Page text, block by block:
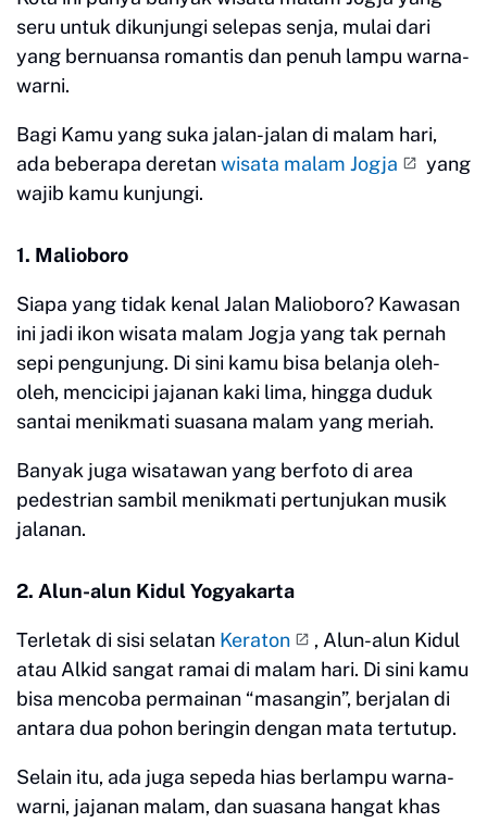
seru untuk dikunjungi selepas senja, mulai dari
yang bernuansa romantis dan penuh lampu warna-
warni.
Bagi Kamu yang suka jalan-jalan di malam hari,
ada beberapa deretanwisata malam Jogja
yang
wajib kamu kunjungi.
1. Malioboro
Siapa yang tidak kenal Jalan Malioboro? Kawasan
ini jadi ikon wisata malam Jogja yang tak pernah
sepi pengunjung. Di sini kamu bisa belanja oleh-
oleh, mencicipi jajanan kaki lima, hingga duduk
santai menikmati suasana malam yang meriah.
Banyak juga wisatawan yang berfoto di area
pedestrian sambil menikmati pertunjukan musik
jalanan.
2. Alun-alun Kidul Yogyakarta
Terletak di sisi selatan Keraton
, Alun-alun Kidul
atau Alkid sangat ramai di malam hari. Di sini kamu
bisa mencoba permainan “masangin”, berjalan di
antara dua pohon beringin dengan mata tertutup.
Selain itu, ada juga sepeda hias berlampu warna-
warni, jajanan malam, dan suasana hangat khas